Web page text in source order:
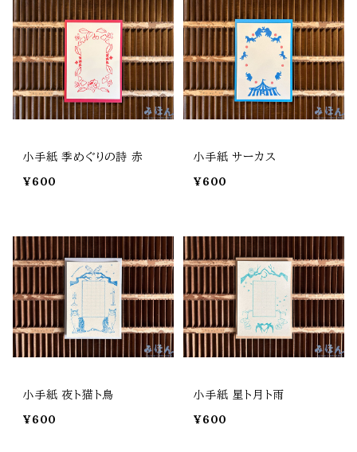
小手紙 季めぐりの詩 赤
¥600
小手紙 サーカス
¥600
小手紙 夜ト猫ト鳥
¥600
小手紙 星ト月ト雨
¥600